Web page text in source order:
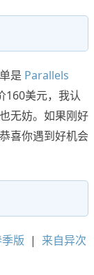
是 Parallels
160美元，我认
无妨。如果刚好
喜你遇到好机会
版 | 来自异次